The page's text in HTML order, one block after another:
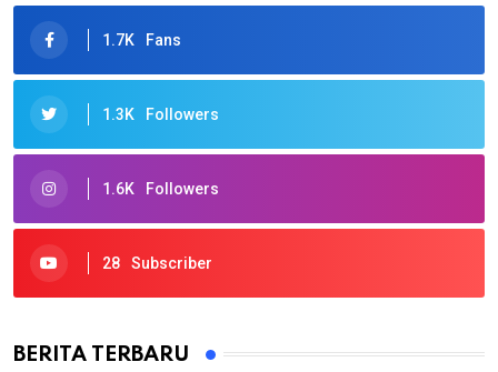
1.7K Fans
1.3K Followers
1.6K Followers
28 Subscriber
BERITA TERBARU